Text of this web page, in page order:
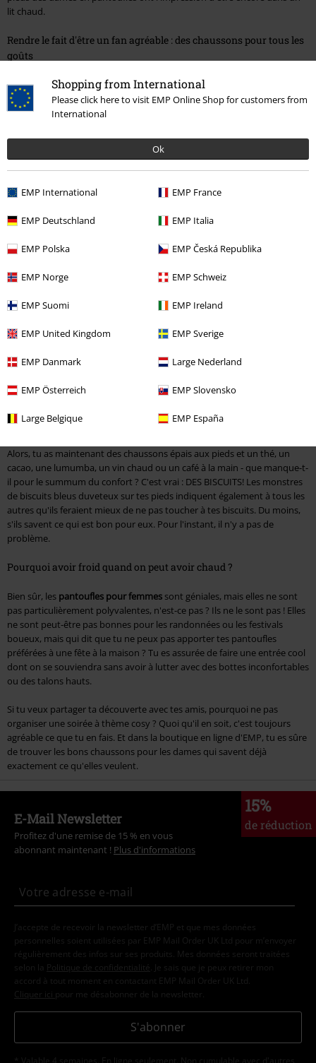
Shopping from International
Please click here to visit EMP Online Shop for customers from
International
Ok
EMP International EMP France
EMP Deutschland EMP Italia
EMP Polska EMP Česká Republika
EMP Norge EMP Schweiz
EMP Suomi EMP Ireland
EMP United Kingdom EMP Sverige
EMP Danmark Large Nederland
EMP Österreich EMP Slovensko
Large Belgique EMP España
lit chaud.
Rendre le fait d'être un fan agréable : des chaussons pour tous les
goûts
Les pantoufles ne sont pas seulement confortables mais aussi
pratiques. Non, les bons modèles permettent aussi aux dames de
montrer leur fandom directement à travers leurs chaussons. Il y en a
de ""Star Wars"" rendent toujours la chasse aux droïdes que tu cherches
particulièrement agréable. Et comme les vraies super-héroïnes ne
devraient jamais avoir les pieds froids, les adeptes de l'univers ""DC
littéralement merveilleusement chaudes du look Wonder Woman.
Qui dit que tu dois être mal à l'aise si tu veux imiter Diana Prince ? Dans
tes goûts. Tu peux donc montrer à tes invités pour quelle franchise ton
ils seront aussi doux et chauds.
Marche sur l'air
Des tongs au design simple aux kicks épais et souples en passant par
des modèles rappelant les Chucks chics : dans la boutique en ligne EMP,
les femmes stylées trouveront des tongs conçues exactement pour leur
style. Si tu es d'accord avec Loriot et que tu penses que ""la vie sans
carlin est possible mais sans intérêt"", tu peux maintenant mettre tes
amis à quatre pattes câlins à tes pieds - assure-toi simplement que les
vrais chiens ne sont pas jaloux!
Alors, tu as maintenant des chaussons épais aux pieds et un thé, un
cacao, une lumumba, un vin chaud ou un café à la main - que manque-t-
il pour le summum du confort ? C'est vrai : DES BISCUITS! Les monstres
de biscuits bleus duveteux sur tes pieds indiquent également à tous les
autres qu'ils feraient mieux de ne pas toucher à tes biscuits. Du moins,
s'ils savent ce qui est bon pour eux. Pour l'instant, il n'y a pas de
problème.
Pourquoi avoir froid quand on peut avoir chaud ?
Bien sûr, les pantoufles pour femmes sont géniales, mais elles ne sont
pas particulièrement polyvalentes, n'est-ce pas ? Ils ne le sont pas ! Elles
ne sont peut-être pas bonnes pour les randonnées ou les festivals
boueux, mais qui dit que tu ne peux pas apporter tes pantoufles
préférées à une fête à la maison ? Tu es assurée de faire une entrée cool
dont on se souviendra sans avoir à lutter avec des bottes inconfortables
ou des talons hauts.
Si tu veux partager ta découverte avec tes amis, pourquoi ne pas
organiser une soirée à thème cosy ? Quoi qu'il en soit, c'est toujours
agréable ce que tu en fais. Et dans la boutique en ligne d'EMP, tu es sûre
de trouver les bons chaussons pour les dames qui savent déjà
exactement ce qu'elles veulent.
15%
de réduction
E-Mail Newsletter
Profitez d'une remise de 15 % en vous
abonnant maintenant ! Plus d'informations
J’accepte de recevoir la newsletter d’EMP et que mes données
personnelles soient utilisées par EMP Mail Order UK Ltd pour m’envoyer
régulièrement des infos sur ses produits. Mes données seront traitées
selon la
Politique de confidentialité . Je sais que je peux retirer mon
accord à tout moment en contactant EMP Mail Order UK Ltd.
Cliquer ici pour me désabonner de la newsletter.
S'abonner
* Valable 4 semaines. En ligne seulement. Non cumulable avec d'autres